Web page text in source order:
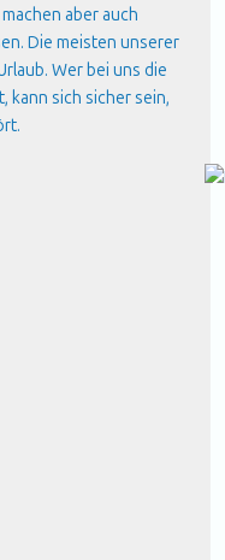
aber auch
Die meisten unserer
Wer bei uns die
kann sich sicher sein,